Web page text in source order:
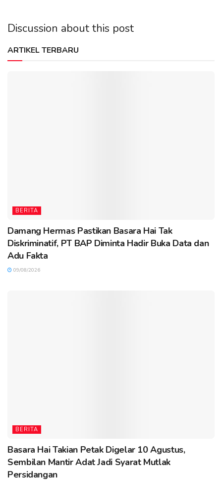
Discussion about this post
ARTIKEL TERBARU
BERITA
Damang Hermas Pastikan Basara Hai Tak
Diskriminatif, PT BAP Diminta Hadir Buka Data dan
Adu Fakta
09/08/2026
BERITA
Basara Hai Takian Petak Digelar 10 Agustus,
Sembilan Mantir Adat Jadi Syarat Mutlak
Persidangan